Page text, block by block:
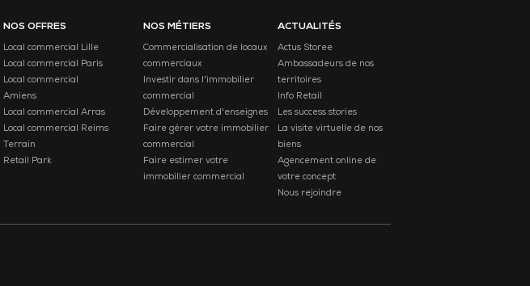
NOS OFFRES
Local commercial Lille
Local commercial Paris
Local commercial
Amiens
Local commercial Arras
Local commercial Reims
Terrain
Retail Park
NOS MÉTIERS
Commercialisation de locaux
commerciaux
Investir dans l'immobilier
commercial
Développement d'enseignes
Faire gérer votre immobilier
commercial
Faire estimer votre
immobilier commercial
ACTUALITÉS
Actus Storee
Ambassadeurs de nos
territoires
Info Retail
Les success stories
La visite virtuelle de nos
biens
Agencement online de
votre concept
Nous rejoindre